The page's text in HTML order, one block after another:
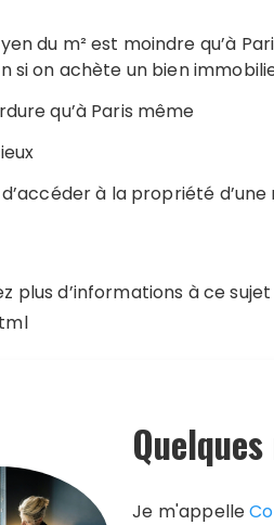
du m² est moindre qu’à
si on achète un bien
qu’à Paris même
à la propriété d’une
plus d’informations à ce
Je m'appelle